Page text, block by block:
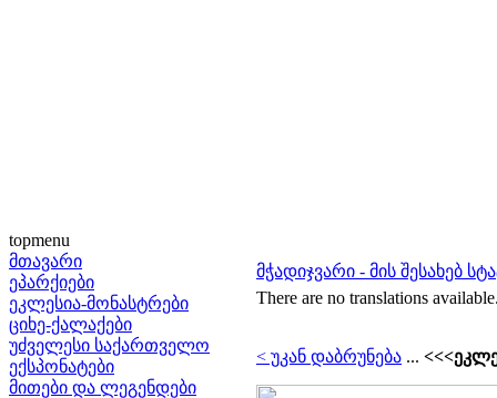
topmenu
მთავარი
ეპარქიები
ეკლესია-მონასტრები
ციხე-ქალაქები
უძველესი საქართველო
ექსპონატები
მითები და ლეგენდები
მჭადიჯვარი - მის შესახებ
There are no translations
< უკან დაბრუნება ...